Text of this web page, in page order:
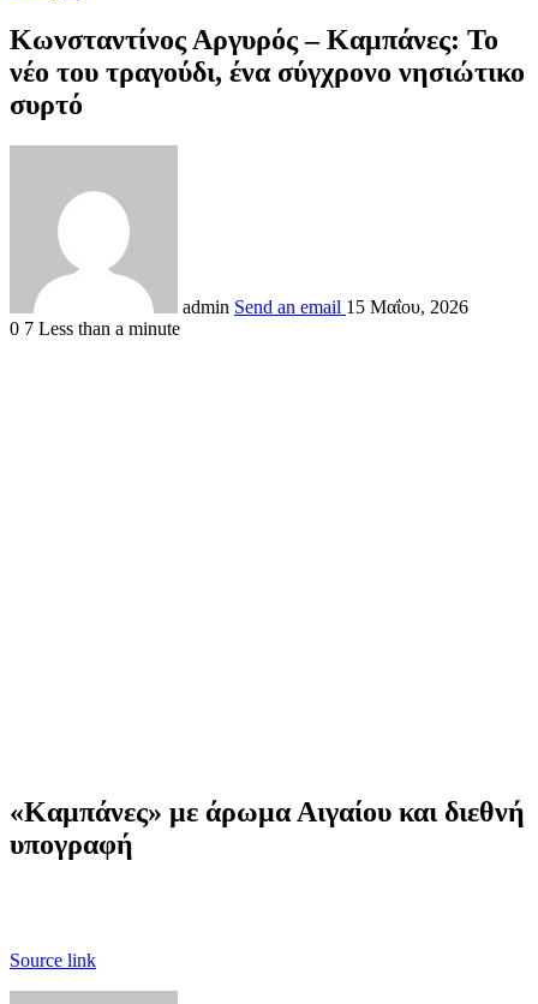
Κωνσταντίνος Αργυρός – Καμπάνες: Το
νέο του τραγούδι, ένα σύγχρονο νησιώτικο
συρτό
admin Send an email 15 Μαΐου, 2026
0 7 Less than a minute
«Καμπάνες» με άρωμα Αιγαίου και διεθνή
υπογραφή
Source link